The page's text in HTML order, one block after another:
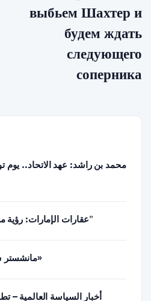
выбьем Шахтер и
будем ждать
следующего
соперника
محمد بن راشد: عهد الاتحاد..
“عقارات الإمارات: رؤية مستقبلية تحت راية الاتحاد”
مانشستر سيتي.. «الصفقة الخامسة»
أخبار السياسة العالمية –